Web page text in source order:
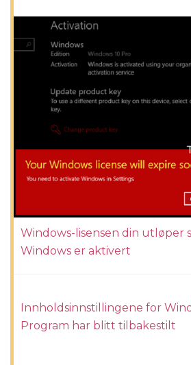
Windows-lisensen din utløper
Windows er aktivert
Innholdsinnstillingene for
Program har blitt tilbakestilt